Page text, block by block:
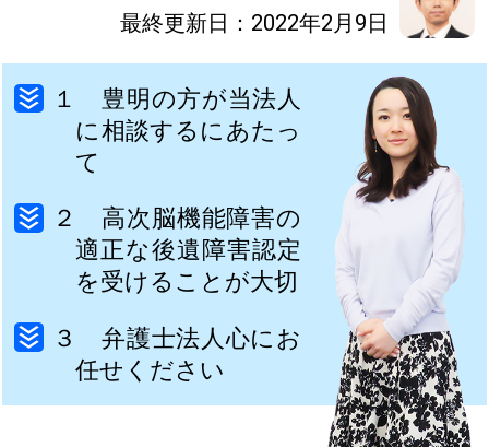
最終更新日：2022年2月9日
１ 豊明の方が当法人
に相談するにあたっ
て
２ 高次脳機能障害の
適正な後遺障害認定
を受けることが大切
３ 弁護士法人心にお
任せください